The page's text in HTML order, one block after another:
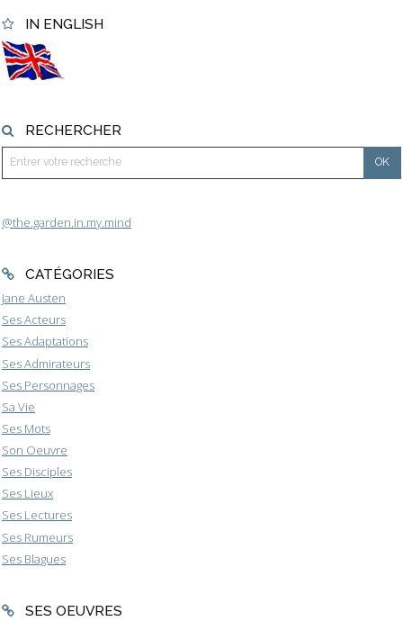
IN ENGLISH
RECHERCHER
@the.garden.in.my.mind
CATÉGORIES
Jane Austen
Ses Acteurs
Ses Adaptations
Ses Admirateurs
Ses Personnages
Sa Vie
Ses Mots
Son Oeuvre
Ses Disciples
Ses Lieux
Ses Lectures
Ses Rumeurs
Ses Blagues
SES OEUVRES